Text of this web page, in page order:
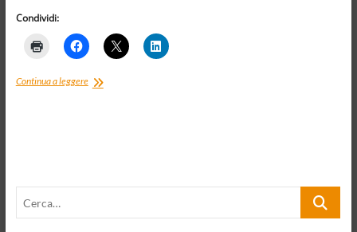
Condividi:
Continua a leggereFrammenti
Cerca…